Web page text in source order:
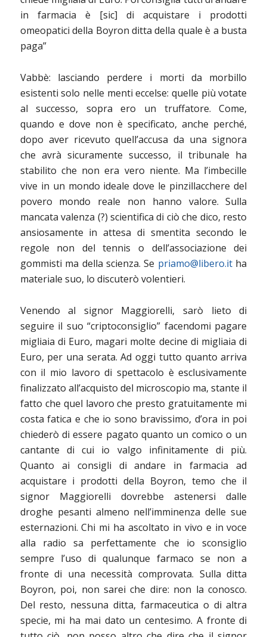
in farmacia è [sic] di acquistare i prodotti
omeopatici della Boyron ditta della quale è a busta
paga”
Vabbè: lasciando perdere i morti da morbillo
esistenti solo nelle menti eccelse: quelle più votate
al successo, sopra ero un truffatore. Come,
quando e dove non è specificato, anche perché,
dopo aver ricevuto quell’accusa da una signora
che avrà sicuramente successo, il tribunale ha
stabilito che non era vero niente. Ma l’imbecille
vive in un mondo ideale dove le pinzillacchere del
povero mondo reale non hanno valore. Sulla
mancata valenza (?) scientifica di ciò che dico, resto
ansiosamente in attesa di smentita secondo le
regole non del tennis o dell’associazione dei
gommisti ma della scienza. Se priamo@libero.itha
materiale suo, lo discuterò volentieri.
Venendo al signor Maggiorelli, sarò lieto di
seguire il suo “criptoconsiglio” facendomi pagare
migliaia di Euro, magari molte decine di migliaia di
Euro, per una serata. Ad oggi tutto quanto arriva
con il mio lavoro di spettacolo è esclusivamente
finalizzato all’acquisto del microscopio ma, stante il
fatto che quel lavoro che presto gratuitamente mi
costa fatica e che io sono bravissimo, d’ora in poi
chiederò di essere pagato quanto un comico o un
cantante di cui io valgo infinitamente di più.
Quanto ai consigli di andare in farmacia ad
acquistare i prodotti della Boyron, temo che il
signor Maggiorelli dovrebbe astenersi dalle
droghe pesanti almeno nell’imminenza delle sue
esternazioni. Chi mi ha ascoltato in vivo e in voce
alla radio sa perfettamente che io sconsiglio
sempre l’uso di qualunque farmaco se non a
fronte di una necessità comprovata. Sulla ditta
Boyron, poi, non sarei che dire: non la conosco.
Del resto, nessuna ditta, farmaceutica o di altra
specie, mi ha mai dato un centesimo. A fronte di